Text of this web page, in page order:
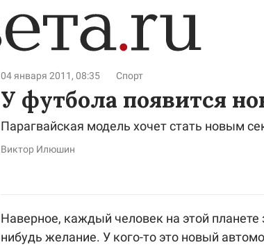
04 января 2011, 08:35 Спорт
У футбола появится
Парагвайская модель хочет стать новым
Виктор Илюшин
Наверное, каждый человек на этой
нибудь желание. У кого-то это новый